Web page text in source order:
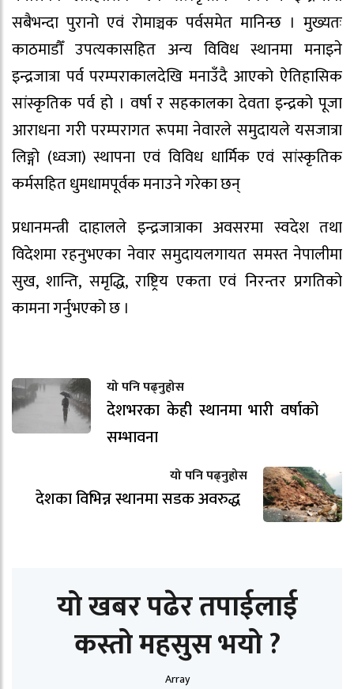
सबैभन्दा पुरानो एवं रोमाञ्चक पर्वसमेत मानिन्छ । मुख्यतः
काठमाडौँ उपत्यकासहित अन्य विविध स्थानमा मनाइने
इन्द्रजात्रा पर्व परम्पराकालदेखि मनाउँदै आएको ऐतिहासिक
सांस्कृतिक पर्व हो । वर्षा र सहकालका देवता इन्द्रको पूजा
आराधना गरी परम्परागत रूपमा नेवारले समुदायले यसजात्रा
लिङ्गो (ध्वजा) स्थापना एवं विविध धार्मिक एवं सांस्कृतिक
कर्मसहित धुमधामपूर्वक मनाउने गरेका छन्
प्रधानमन्त्री दाहालले इन्द्रजात्राका अवसरमा स्वदेश तथा
विदेशमा रहनुभएका नेवार समुदायलगायत समस्त नेपालीमा
सुख, शान्ति, समृद्धि, राष्ट्रिय एकता एवं निरन्तर प्रगतिको
कामना गर्नुभएको छ ।
यो पनि पढ्नुहोस
देशभरका केही स्थानमा भारी वर्षाको
सम्भावना
यो पनि पढ्नुहोस
देशका विभिन्न स्थानमा सडक अवरुद्ध
यो खबर पढेर तपाईलाई
कस्तो महसुस भयो ?
Array